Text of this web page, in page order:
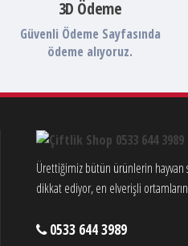
3D Ödeme
Güvenli Ödeme Sayfasında
ödeme alıyoruz.
Ürettiğimiz bütün ürünlerin hayvan
dikkat ediyor, en elverişli ortamların
0533 644 3989